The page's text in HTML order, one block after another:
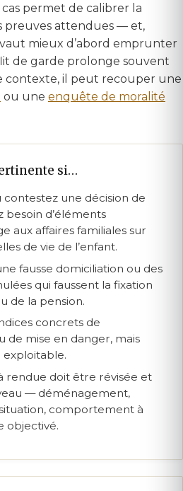
permet de calibrer la
preuves attendues — et,
mieux d’abord emprunter
de garde prolonge souvent
contexte, il peut recouper une
ou une enquête de moralité
si…
contestez une décision de
besoin d’éléments
aux affaires familiales sur
de vie de l’enfant.
fausse domiciliation ou des
qui faussent la fixation
de la pension.
concrets de
de mise en danger, mais
exploitable.
rendue doit être révisée et
— déménagement,
comportement à
objectivé.